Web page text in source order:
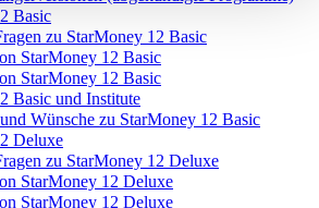
Basic
zu StarMoney 12 Basic
StarMoney 12 Basic
StarMoney 12 Basic
Basic und Institute
Wünsche zu StarMoney 12 Basic
Deluxe
zu StarMoney 12 Deluxe
StarMoney 12 Deluxe
StarMoney 12 Deluxe